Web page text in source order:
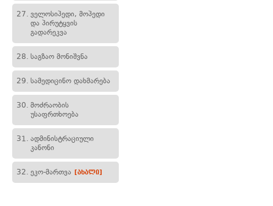
27. ველოსიპედი, მოპედი
და პირუტყვის
გადარეკვა
28. საგზაო მონიშვნა
29. სამედიცინო დახმარება
30. მოძრაობის
უსაფრთხოება
31. ადმინისტრაციული
კანონი
32. ეკო-მართვა [ახალი]